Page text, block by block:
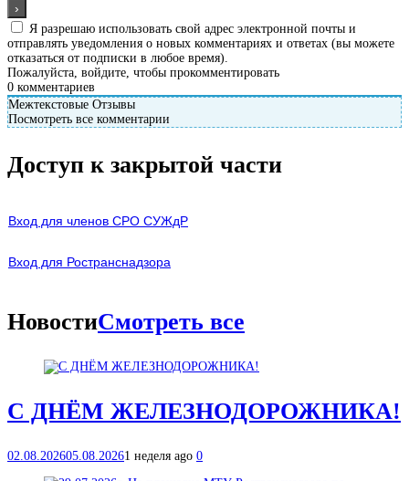
Я разрешаю использовать свой адрес электронной почты и
отправлять уведомления о новых комментариях и ответах (вы можете
отказаться от подписки в любое время).
Пожалуйста, войдите, чтобы прокомментировать
0 комментариев
Межтекстовые Отзывы
Посмотреть все комментарии
Доступ к закрытой части
Вход для членов СРО СУЖдР
Вход для Ространснадзора
НовостиСмотреть все
С ДНЁМ ЖЕЛЕЗНОДОРОЖНИКА!
02.08.202605.08.20261 неделя ago 0